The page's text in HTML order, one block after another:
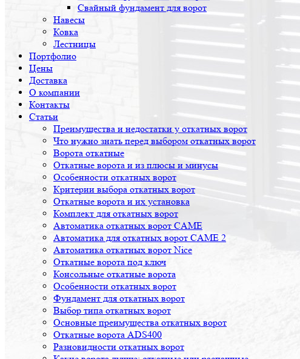
Свайный фундамент для ворот
Навесы
Ковка
Лестницы
Портфолио
Цены
Доставка
О компании
Контакты
Статьи
Преимущества и недостатки у откатных ворот
Что нужно знать перед выбором откатных ворот
Ворота откатные
Откатные ворота и из плюсы и минусы
Особенности откатных ворот
Критерии выбора откатных ворот
Откатные ворота и их установка
Комплект для откатных ворот
Автоматика откатных ворот CAME
Автоматика для откатных ворот CAME 2
Автоматика откатных ворот Nice
Откатные ворота под ключ
Консольные откатные ворота
Особенности откатных ворот
Фундамент для откатных ворот
Выбор типа откатных ворот
Основные преимущества откатных ворот
Откатные ворота ADS400
Разновидности откатных ворот